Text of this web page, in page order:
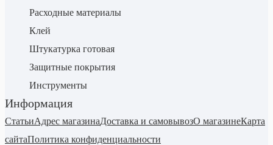
Расходные материалы
Клей
Штукатурка готовая
Защитные покрытия
Инструменты
Информация
СтатьиАдрес магазинаДоставка и самовывозО магазинеКарта
сайтаПолитика конфиденциальности